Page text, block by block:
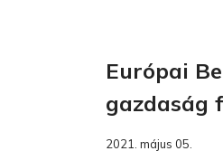
Európai
gazdaság
2021. május 05.